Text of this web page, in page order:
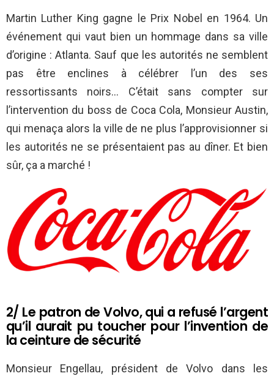
Martin Luther King gagne le Prix Nobel en 1964. Un
événement qui vaut bien un hommage dans sa ville
d’origine : Atlanta. Sauf que les autorités ne semblent
pas être enclines à célébrer l’un des ses
ressortissants noirs… C’était sans compter sur
l’intervention du boss de Coca Cola, Monsieur Austin,
qui menaça alors la ville de ne plus l’approvisionner si
les autorités ne se présentaient pas au dîner. Et bien
sûr, ça a marché !
2/ Le patron de Volvo, qui a refusé l’argent
qu’il aurait pu toucher pour l’invention de
la ceinture de sécurité
Monsieur Engellau, président de Volvo dans les